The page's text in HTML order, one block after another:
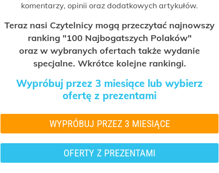
komentarzy, opinii oraz dodatkowych artykułów.
Teraz nasi Czytelnicy mogą przeczytać najnowszy
ranking "100 Najbogatszych Polaków"
oraz w wybranych ofertach także wydanie
specjalne. Wkrótce kolejne rankingi.
Wypróbuj przez 3 miesiące lub wybierz
ofertę z prezentami
WYPRÓBUJ PRZEZ 3 MIESIĄCE
OFERTY Z PREZENTAMI